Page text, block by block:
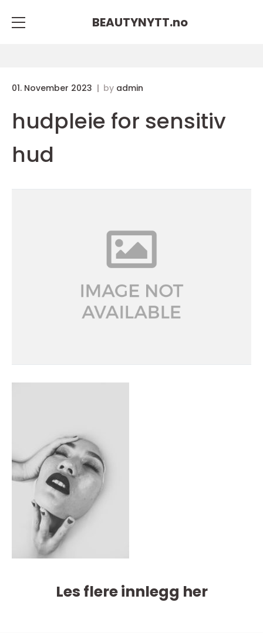
BEAUTYNYTT.no
01. November 2023 by admin
hudpleie for sensitiv
hud
Les flere innlegg her